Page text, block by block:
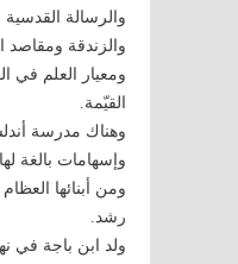
والرسالة
والزندقة ومقاصد
ومعيار العلم في
القيّمة.
وهناك مدرسة
وإسهامات بالغة
ومن أبنائها
رشد.
ولد ابن باجة في